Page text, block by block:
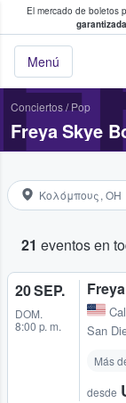
El mercado de boletos
Menú
fans
Conciertos/ Pop
Freya Skye
Κολόμπους, OH
21 eventos en
20 SEP.
DOM.
8:00 p. m.
San
Más
desde